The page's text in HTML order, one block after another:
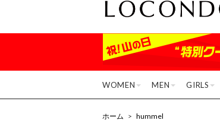
WOMEN MEN GIRLS
ホーム > hummel